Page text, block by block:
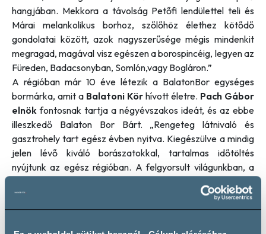
hangjában. Mekkora a távolság Petőfi lendülettel teli és
Márai melankolikus borhoz, szőlőhöz élethez kötődő
gondolatai között, azok nagyszerűsége mégis mindenkit
megragad, magával visz egészen a borospincéig, legyen az
Füreden, Badacsonyban, Somlón,vagy Bogláron.”
A régióban már 10 éve létezik a BalatonBor egységes
bormárka, amit a Balatoni Kör hívott életre. Pach Gábor
elnökfontosnak tartja a négyévszakos ideát, és az ebbe
illeszkedő Balaton Bor Bárt.
„Rengeteg látnivaló és
gasztrohely tart egész évben nyitva. Kiegészülve a mindig
jelen lévő kiváló borászatokkal, tartalmas időtöltés
nyújtunk az egész régióban. A felgyorsult világunkban, a
lehetőséget kínál kikapcsolódásra, aktív turizmusra,
vitorlázásra, baráti beszélgetésre és koccintásra egy jó